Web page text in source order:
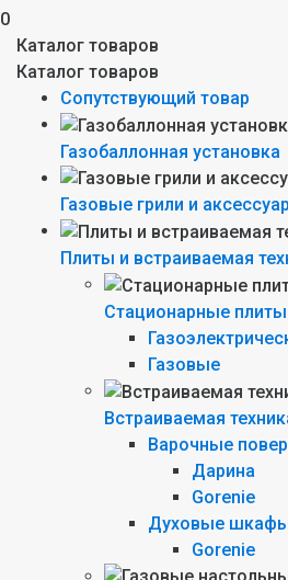
0
Каталог товаров
Каталог товаров
Сопутствующий товар
Газобаллонная установка
Газовые грили и
Плиты и встраиваемая
Стационарные плиты
Газовые
Встраиваемая
Варочные
Дарина
Gorenie
Духовые
Gorenie